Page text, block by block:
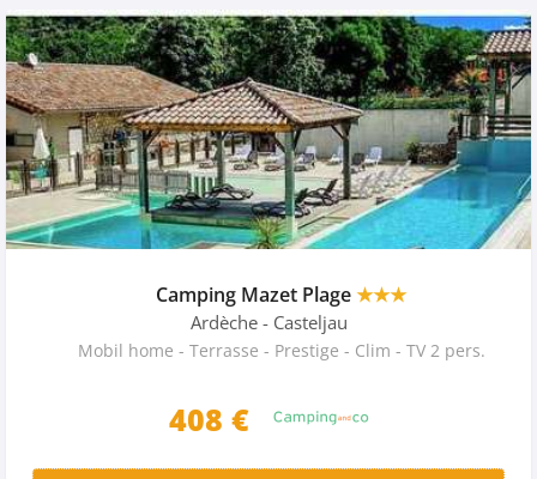
Camping Mazet Plage★★★
Ardèche - Casteljau
Mobil home - Terrasse - Prestige - Clim - TV 2 pers.
408 €